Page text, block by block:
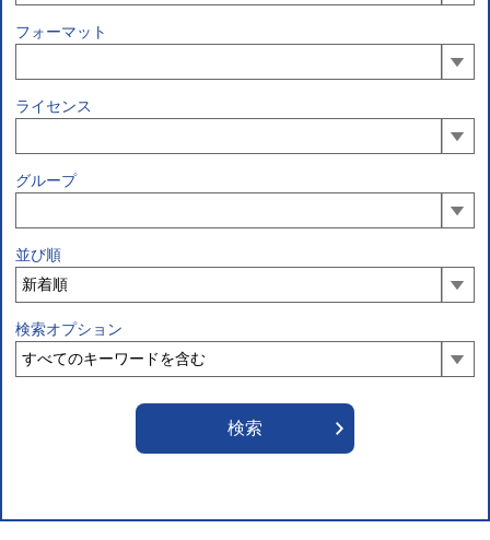
フォーマット
ライセンス
グループ
並び順
検索オプション